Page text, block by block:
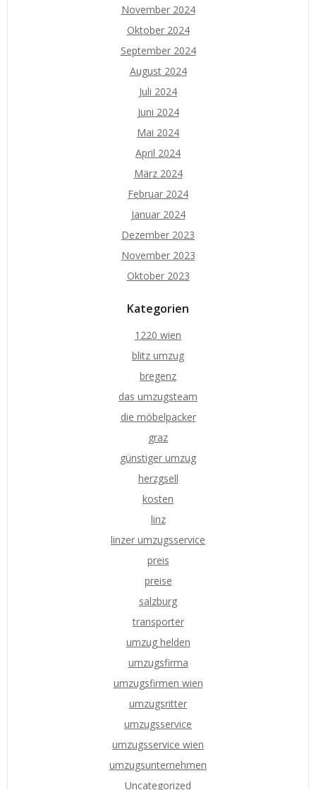
November 2024
Oktober 2024
September 2024
August 2024
Juli 2024
Juni 2024
Mai 2024
April 2024
März 2024
Februar 2024
Januar 2024
Dezember 2023
November 2023
Oktober 2023
Kategorien
1220 wien
blitz umzug
bregenz
das umzugsteam
die möbelpacker
graz
günstiger umzug
herzgsell
kosten
linz
linzer umzugsservice
preis
preise
salzburg
transporter
umzug helden
umzugsfirma
umzugsfirmen wien
umzugsritter
umzugsservice
umzugsservice wien
umzugsunternehmen
Uncategorized